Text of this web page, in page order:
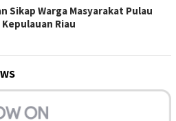
Sikap Warga Masyarakat Pulau
Riau